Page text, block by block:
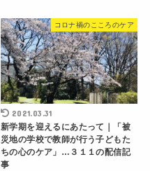
コロナ禍のこころのケア
2021.03.31
新学期を迎えるにあたって｜「被
災地の学校で教師が行う子どもた
ちの心のケア」…３１１の配信記
事